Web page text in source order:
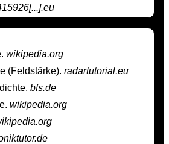
wikipedia.org
(Feldstärke). radartutorial.eu
bfs.de
wikipedia.org